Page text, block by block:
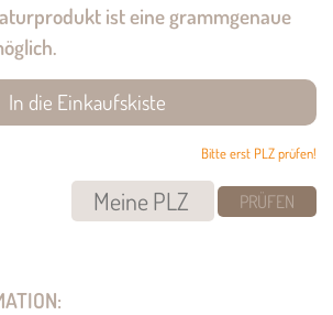
ist eine grammgenaue
Bitte erst PLZ prüfen!
PRÜFEN